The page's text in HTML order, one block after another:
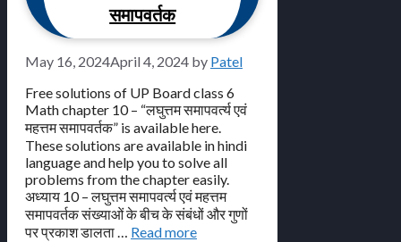
समापवर्तक
May 16, 2024April 4, 2024 by Patel
Free solutions of UP Board class 6
Math chapter 10 – “लघुत्तम समापवर्त्य एवं
महत्तम समापवर्तक” is available here.
These solutions are available in hindi
language and help you to solve all
problems from the chapter easily.
अध्याय 10 – लघुत्तम समापवर्त्य एवं महत्तम
समापवर्तक संख्याओं के बीच के संबंधों और गुणों
पर प्रकाश डालता … Read more